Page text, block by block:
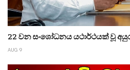
22 වන සංශෝධනය යථාර්ථයක් වූ
AUG 9